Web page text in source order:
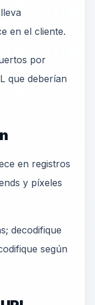
en el cliente.
por
que deberían
en registros
y píxeles
decodifique
según